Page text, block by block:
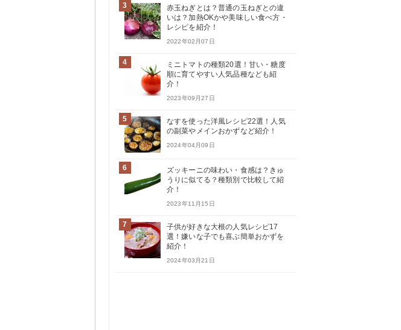
3
赤玉ねぎとは？普通の玉ねぎとの違
いは？加熱OKかや美味しい食べ方・
レシピを紹介！
2022年02月07日
4
ミニトマトの種類20選！甘い・糖度
順に育てやすい人気品種なども紹
介！
2023年09月27日
5
なすを使った洋風レシピ22選！人気
の副菜やメインおかずなど紹介！
2024年04月09日
6
ズッキーニの味わい・食感は？きゅ
うりに似てる？種類別で比較して紹
介！
2023年11月15日
7
子供が好きな大根の人気レシピ17
選！嫌いな子でも喜ぶ簡単おかずを
紹介！
2024年03月21日